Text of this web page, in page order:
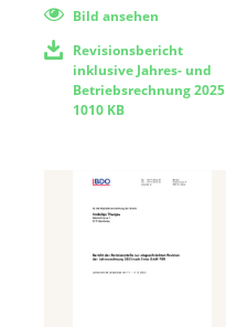
Bild ansehen
Revisionsbericht
inklusive Jahres- und
Betriebsrechnung 2025
1010 KB